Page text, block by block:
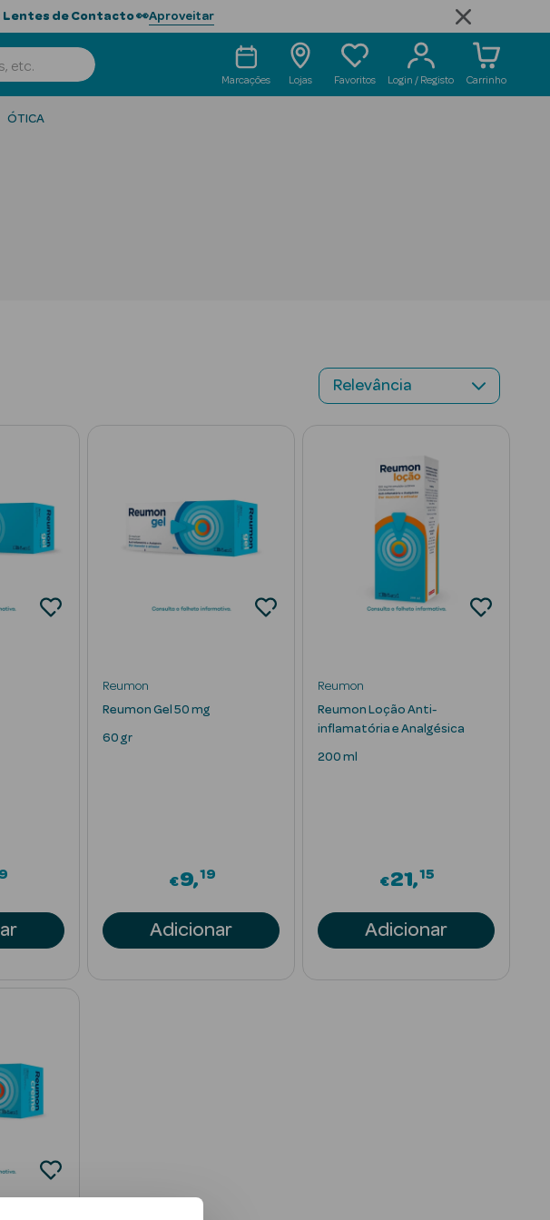
Lentes de Contacto👀Aproveitar
Marcações Lojas Favoritos Login / Registo Carrinho
ÓTICA
Reumon
Reumon Gel 50 mg
60 gr
€9 19
Adicionar
Reumon
Reumon Loção Anti-
inflamatória e Analgésica
200 ml
€21 15
Adicionar